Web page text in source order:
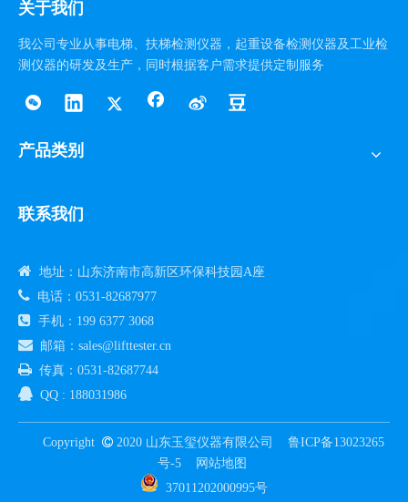
关于我们
我公司专业从事电梯、扶梯检测仪器，起重设备检测仪器及工业检
测仪器的研发及生产，同时根据客户需求提供定制服务
产品类别
联系我们
 地址：山东济南市高新区环保科技园A座
 电话：0531-82687977
 手机：199 6377 3068
 邮箱：sales@lifttester.cn
 传真：0531-82687744
 QQ : 188031986
Copyright  2020 山东玉玺仪器有限公司
鲁ICP备13023265
号-5
网站地图
37011202000995号